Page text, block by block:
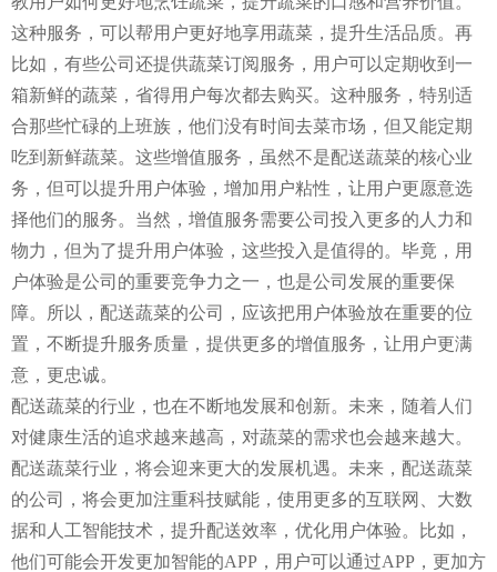
这种服务，可以帮用户更好地享用蔬菜，提升生活品质。再
比如，有些公司还提供蔬菜订阅服务，用户可以定期收到一
箱新鲜的蔬菜，省得用户每次都去购买。这种服务，特别适
合那些忙碌的上班族，他们没有时间去菜市场，但又能定期
吃到新鲜蔬菜。这些增值服务，虽然不是配送蔬菜的核心业
务，但可以提升用户体验，增加用户粘性，让用户更愿意选
择他们的服务。当然，增值服务需要公司投入更多的人力和
物力，但为了提升用户体验，这些投入是值得的。毕竟，用
户体验是公司的重要竞争力之一，也是公司发展的重要保
障。所以，配送蔬菜的公司，应该把用户体验放在重要的位
置，不断提升服务质量，提供更多的增值服务，让用户更满
意，更忠诚。
配送蔬菜的行业，也在不断地发展和创新。未来，随着人们
对健康生活的追求越来越高，对蔬菜的需求也会越来越大。
配送蔬菜行业，将会迎来更大的发展机遇。未来，配送蔬菜
的公司，将会更加注重科技赋能，使用更多的互联网、大数
据和人工智能技术，提升配送效率，优化用户体验。比如，
他们可能会开发更加智能的APP，用户可以通过APP，更加方